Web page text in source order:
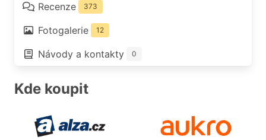
Recenze
373
Fotogalerie 12
Návody a kontakty 0
Kde koupit